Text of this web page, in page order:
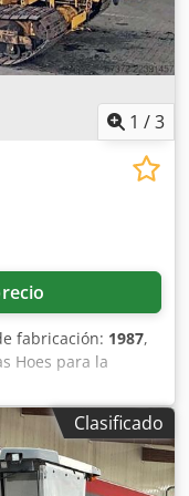
1 /3
fabricación: 1987,
Hoes para la
de
Deutz F 8 L 413 F,
760 Nm,
435 l, capacidad
máxima en modo
Clasificado